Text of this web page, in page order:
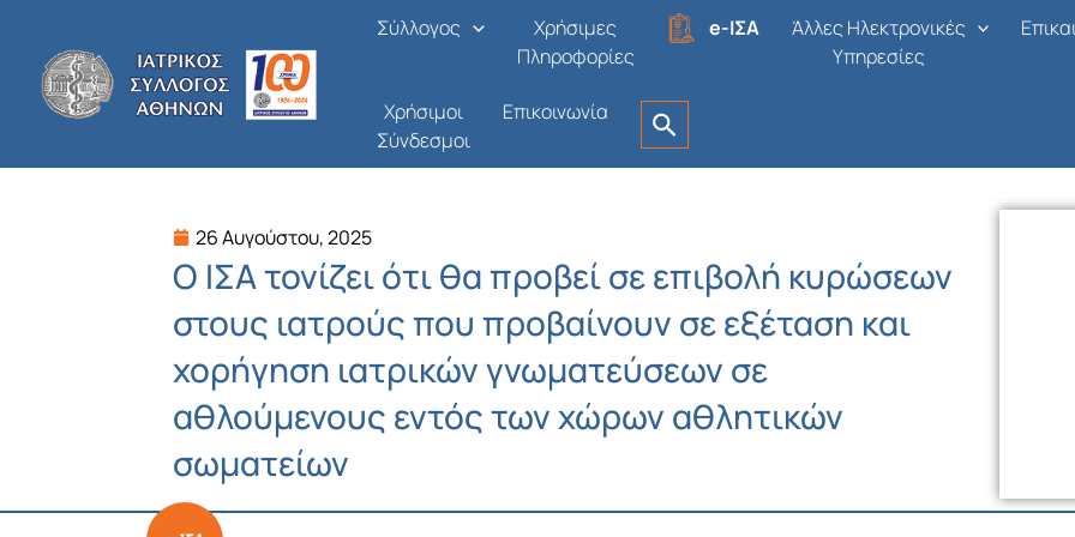
περιεχόμενο
Σύλλογος
Χρήσιμες
Πληροφορίες
e-ΙΣΑ
Άλλες Ηλεκτρονικές
Υπηρεσίες
Χρήσιμοι
Σύνδεσμοι
Επικοινωνία
26 Αυγούστου, 2025
Ο ΙΣΑ τονίζει ότι θα προβεί σε επιβολή κυρώσεων
στους ιατρούς που προβαίνουν σε εξέταση και
χορήγηση ιατρικών γνωματεύσεων σε
αθλούμενους εντός των χώρων αθλητικών
σωματείων